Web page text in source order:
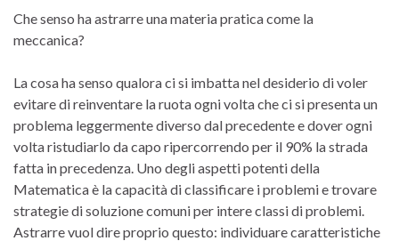
Che senso ha astrarre una materia pratica come la
meccanica?
La cosa ha senso qualora ci si imbatta nel desiderio di voler
evitare di reinventare la ruota ogni volta che ci si presenta un
problema leggermente diverso dal precedente e dover ogni
volta ristudiarlo da capo ripercorrendo per il 90% la strada
fatta in precedenza. Uno degli aspetti potenti della
Matematica è la capacità di classificare i problemi e trovare
strategie di soluzione comuni per intere classi di problemi.
Astrarre vuol dire proprio questo: individuare caratteristiche